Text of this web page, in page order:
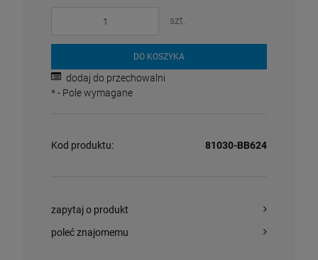
szt.
DO KOSZYKA
dodaj do przechowalni
*- Pole wymagane
Kod produktu: 81030-BB624
zapytaj o produkt
poleć znajomemu